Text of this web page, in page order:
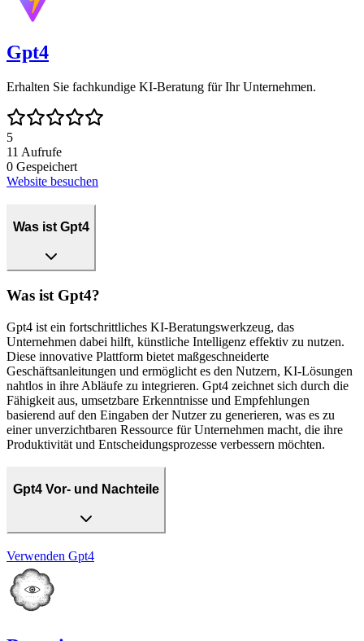
Gpt4
Erhalten Sie fachkundige KI-Beratung für Ihr Unternehmen.
5
11 Aufrufe
0 Gespeichert
Website besuchen
Was ist Gpt4
Was ist Gpt4?
Gpt4 ist ein fortschrittliches KI-Beratungswerkzeug, das
Unternehmen dabei hilft, künstliche Intelligenz effektiv zu nutzen.
Diese innovative Plattform bietet maßgeschneiderte
Geschäftsanleitungen und ermöglicht es den Nutzern, KI-Lösungen
nahtlos in ihre Abläufe zu integrieren. Gpt4 zeichnet sich durch die
Fähigkeit aus, umsetzbare Erkenntnisse und Empfehlungen
basierend auf den Eingaben der Nutzer zu generieren, was es zu
einer unverzichtbaren Ressource für Unternehmen macht, die ihre
Produktivität und Entscheidungsprozesse verbessern möchten.
Gpt4 Vor- und Nachteile
Verwenden Gpt4